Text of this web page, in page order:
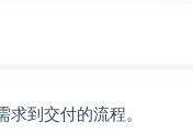
求到交付的流程。